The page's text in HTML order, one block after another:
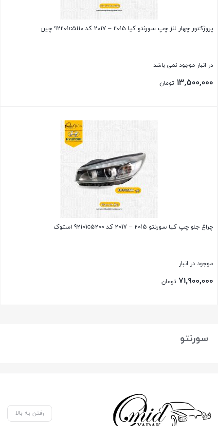
پروژکتور چهار لنز چپ سورنتو کیا 2015 – 2017 کد 92201c5110 چین
در انبار موجود نمی باشد
13,500,000 تومان
چراغ جلو چپ کیا سورنتو 2015 – 2017 کد 92101c5200 استوک
موجود در انبار
71,900,000 تومان
سورنتو
رفتن به بالا